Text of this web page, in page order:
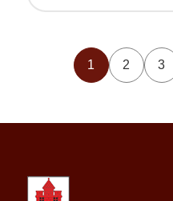
1 2 3